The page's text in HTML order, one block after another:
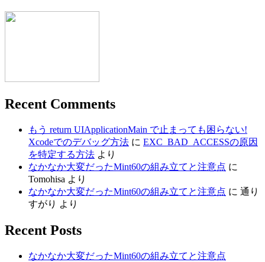
Recent Comments
もう return UIApplicationMain で止まっても困らない!
Xcodeでのデバッグ方法 に EXC_BAD_ACCESSの原因
を特定する方法 より
なかなか大変だったMint60の組み立てと注意点 に
Tomohisa より
なかなか大変だったMint60の組み立てと注意点 に 通り
すがり より
Recent Posts
なかなか大変だったMint60の組み立てと注意点